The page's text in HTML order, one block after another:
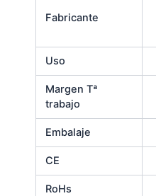
Fabricante
Uso
Margen Tª
trabajo
Embalaje
CE
RoHs